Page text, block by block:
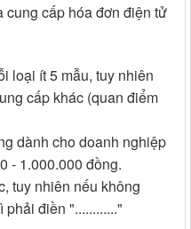
cung cấp hóa đơn điện tử
loại ít 5 mẫu, tuy nhiên
cấp khác (quan điểm
dành cho doanh nghiệp
- 1.000.000 đồng.
tuy nhiên nếu không
điền "............"